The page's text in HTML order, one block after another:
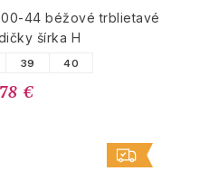
44 béžové trblietavé
šírka H
39 40
€